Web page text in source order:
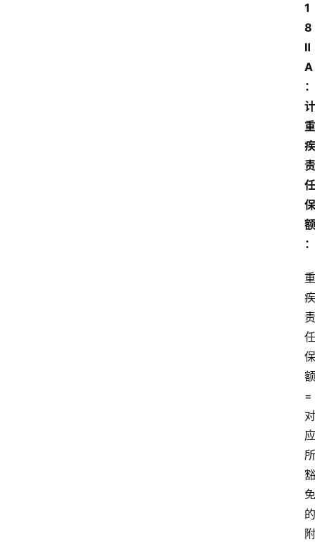
1
8
Ⅱ
A
：
计
重
疾
责
任
保
额
：
重
疾
责
任
保
额
=
对
应
所
豁
免
的
附